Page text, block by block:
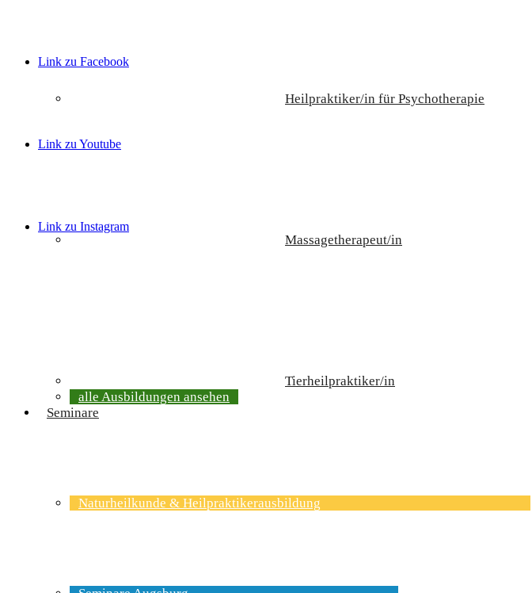
Link zu Facebook
Link zu Youtube
Link zu Instagram
Heilpraktiker/in für Psychotherapie
Massagetherapeut/in
Tierheilpraktiker/in
alle Ausbildungen ansehen
Seminare
Naturheilkunde & Heilpraktikerausbildung